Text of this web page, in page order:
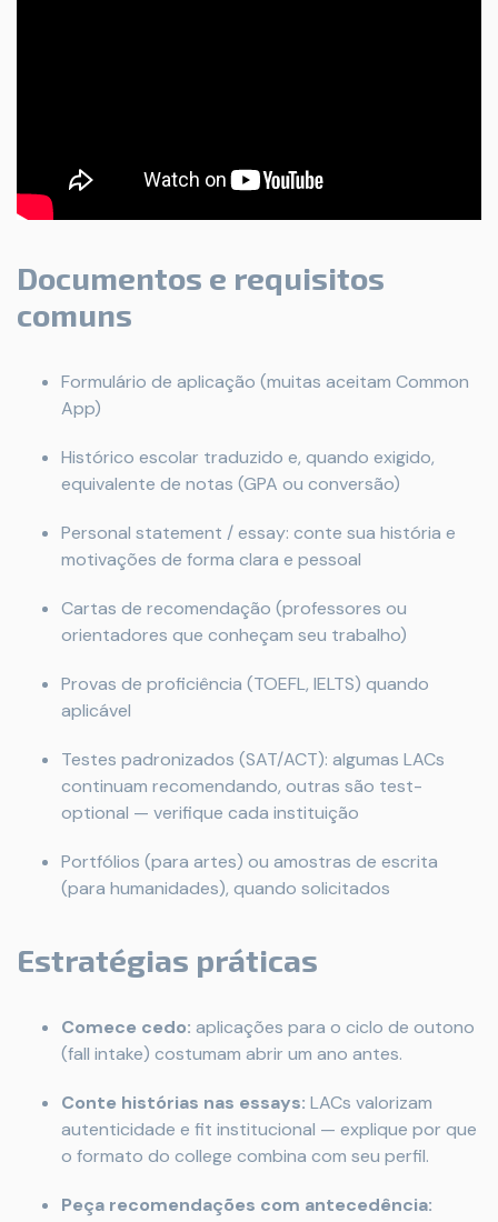
Documentos e requisitos
comuns
Formulário de aplicação (muitas aceitam Common
App)
Histórico escolar traduzido e, quando exigido,
equivalente de notas (GPA ou conversão)
Personal statement / essay: conte sua história e
motivações de forma clara e pessoal
Cartas de recomendação (professores ou
orientadores que conheçam seu trabalho)
Provas de proficiência (TOEFL, IELTS) quando
aplicável
Testes padronizados (SAT/ACT): algumas LACs
continuam recomendando, outras são test-
optional — verifique cada instituição
Portfólios (para artes) ou amostras de escrita
(para humanidades), quando solicitados
Estratégias práticas
Comece cedo: aplicações para o ciclo de outono
(fall intake) costumam abrir um ano antes.
Conte histórias nas essays: LACs valorizam
autenticidade e fit institucional — explique por que
o formato do college combina com seu perfil.
Peça recomendações com antecedência: